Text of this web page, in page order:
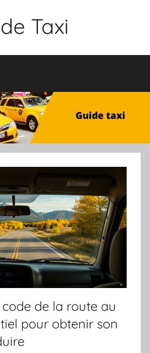
Taxi
de la route au
pour obtenir son